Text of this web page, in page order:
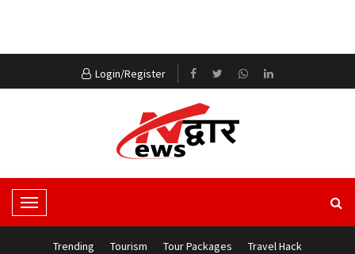
Login/Register
T
o
Trending Tourism Tour Packages Travel Hack